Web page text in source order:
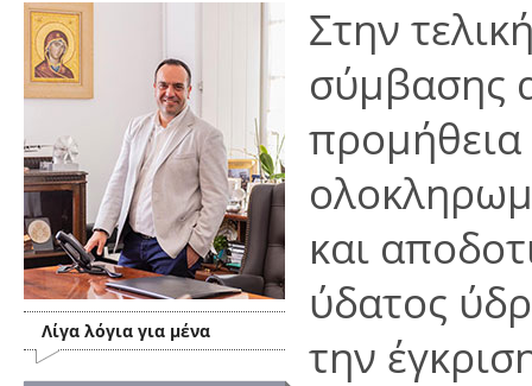
Λίγα λόγια για μένα
Στην
σύμβασης
προμήθεια
και
ύδατος
την